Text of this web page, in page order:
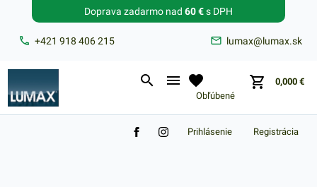
+421 918 406 215 lumax@lumax.sk
Doprava zadarmo nad 60 €s DPH
Obľúbené
0,000 €
Zabudnuté heslo?
Registrácia
Prihlásenie